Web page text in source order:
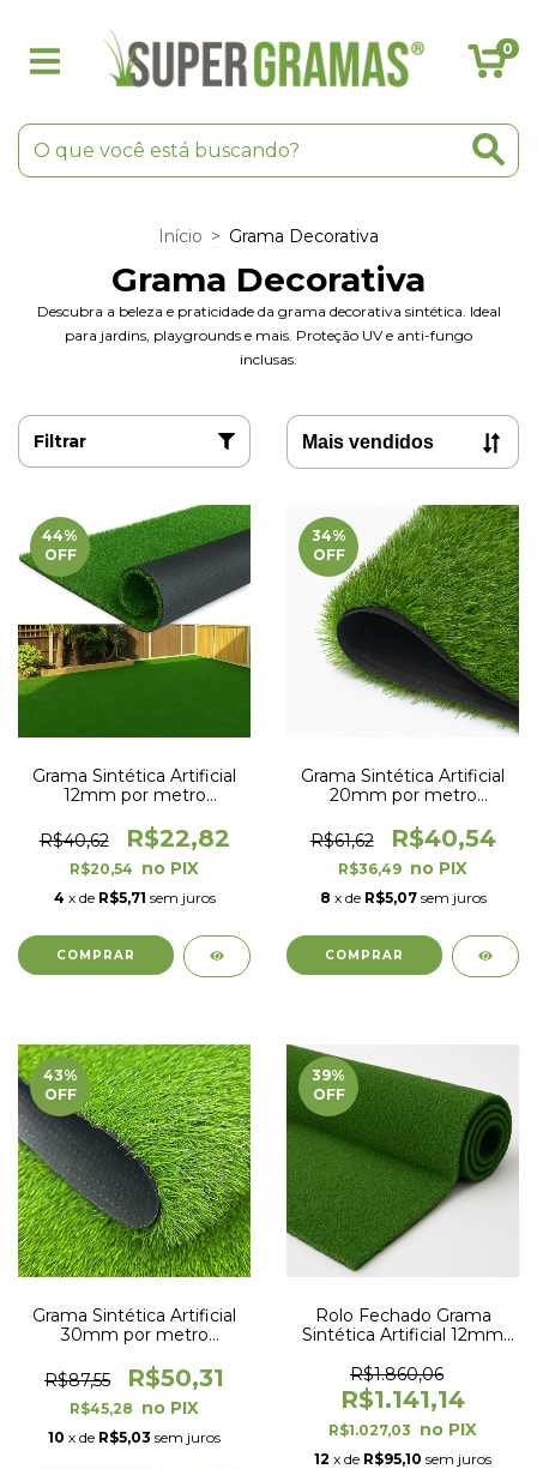
0
Início > Grama Decorativa
Grama Decorativa
Descubra a beleza e praticidade da grama decorativa sintética. Ideal
para jardins, playgrounds e mais. Proteção UV e anti-fungo
inclusas.
Filtrar
44%
OFF
Grama Sintética Artificial
12mm por metro
UV e Anti-Fungo
R$40,62 R$22,82
R$20,54
4 x de R$5,71 sem juros
34%
OFF
Grama Sintética Artificial
20mm por metro
UV e Anti-Fungo
R$61,62 R$40,54
R$36,49
8 x de R$5,07 sem juros
43%
OFF
Grama Sintética Artificial
30mm por metro
UV e Anti-Fungo
R$87,55 R$50,31
R$45,28
10 x de R$5,03 sem juros
39%
OFF
Rolo Fechado Grama
Sintética Artificial 12mm
Fungo 2,00 x 25,00m
(50m²)
R$1.860,06
R$1.141,14
R$1.027,03
12 x de R$95,10 sem juros